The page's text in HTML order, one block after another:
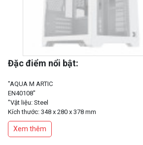
Đặc điểm nổi bật:
"AQUA M ARTIC
EN40108"
"Vật liệu: Steel
Kích thước: 348 x 280 x 378 mm
Hỗ trợ: 2.5 "" x 2 / 3.5"" x 1
Khe mở rộng: 4 slots
Hỗ trợ Mainboard: Micro-ATX, ITX
Xem thêm